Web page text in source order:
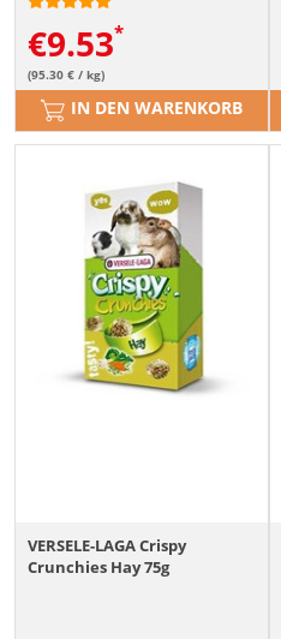
€9.53
(95.30 € / kg)
IN DEN WARENKORB
VERSELE-LAGA Crispy
Crunchies Hay 75g